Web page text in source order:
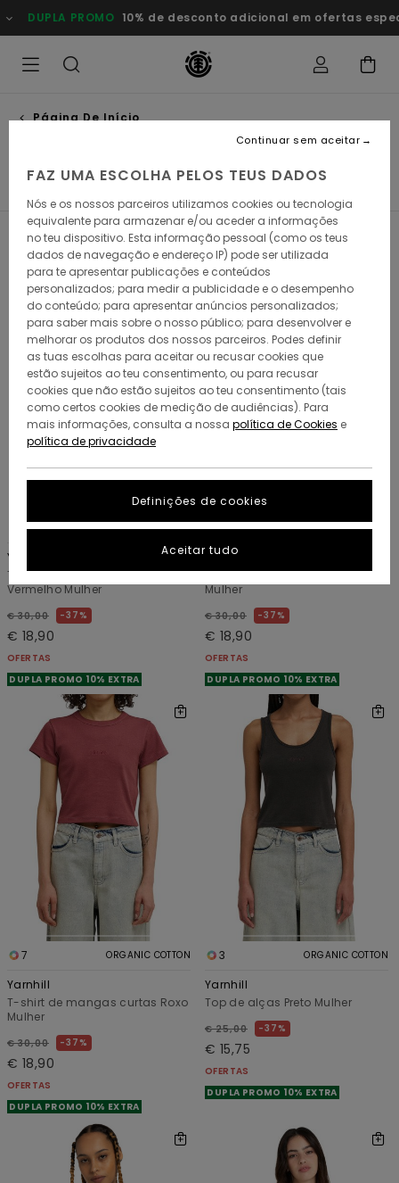
para
a
produtos
10% de desconto adicional em ofertas especiais Poupa Agora
Página De Início
Filtrar e Ordenar 85Resultados
Avançar
para
procurar
critérios
filtragem
Avançar
para
ordenar
7 ORGANIC COTTON
Yarnhill
T-shirt de mangas curtas
Vermelho Mulher
€ 30,00 37%
€ 18,90
OFERTAS
DUPLA PROMO 10% EXTRA
3 ORGANIC COTTON
Lowcase
T-shirt de manga curta Roxo
Mulher
€ 30,00 37%
€ 18,90
OFERTAS
DUPLA PROMO 10% EXTRA
7 ORGANIC COTTON
Yarnhill
T-shirt de mangas curtas Roxo
Mulher
€ 30,00 37%
€ 18,90
OFERTAS
DUPLA PROMO 10% EXTRA
3 ORGANIC COTTON
Yarnhill
Top de alças Preto Mulher
€ 25,00 37%
€ 15,75
OFERTAS
DUPLA PROMO 10% EXTRA
FAZ UMA ESCOLHA PELOS TEUS DADOS
Nós e os nossos parceiros utilizamos cookies ou tecnologia
equivalente para armazenar e/ou aceder a informações
no teu dispositivo. Esta informação pessoal (como os teus
dados de navegação e endereço IP) pode ser utilizada
para te apresentar publicações e conteúdos
personalizados; para medir a publicidade e o desempenho
do conteúdo; para apresentar anúncios personalizados;
para saber mais sobre o nosso público; para desenvolver e
melhorar os produtos dos nossos parceiros. Podes definir
as tuas escolhas para aceitar ou recusar cookies que
estão sujeitos ao teu consentimento, ou para recusar
cookies que não estão sujeitos ao teu consentimento (tais
como certos cookies de medição de audiências). Para
mais informações, consulta a nossa política de Cookies e
política de privacidade
Definições de cookies
Continuar sem aceitar
Aceitar tudo